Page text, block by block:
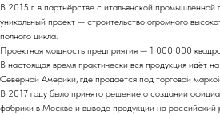
В 2015 г. в партнёрстве с итальянской промышленной
уникальный проект — строительство огромного
полного цикла.
Проектная мощность предприятия — 1 000 000
В настоящая время практически вся продукция идёт
Северной Америки, где продаётся под торговой
В 2017 году было принято решение о создании
фабрики в Москве и выводе продукции на российский